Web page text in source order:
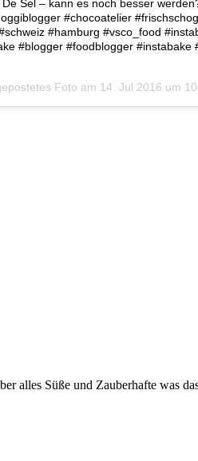
Sel – kann es noch besser
#chocoatelier
#hamburg #vsco_food
#blogger #foodblogger #instabake
Foto am 14. Jul 2016 um
alles Süße und Zauberhafte was